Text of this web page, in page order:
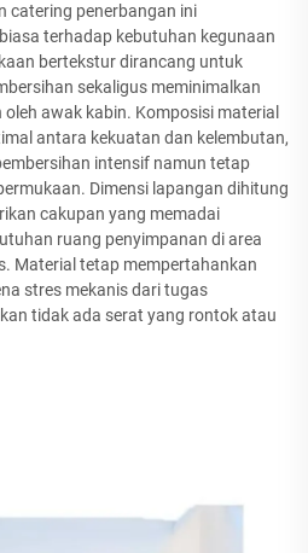
catering penerbangan ini
terhadap kebutuhan kegunaan
bertekstur dirancang untuk
sekaligus meminimalkan
awak kabin. Komposisi material
antara kekuatan dan kelembutan,
intensif namun tetap
Dimensi lapangan dihitung
cakupan yang memadai
ruang penyimpanan di area
Material tetap mempertahankan
stres mekanis dari tugas
tidak ada serat yang rontok atau